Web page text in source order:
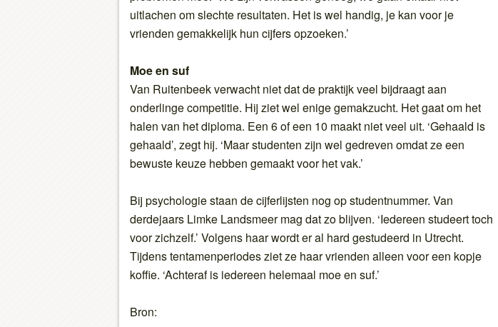
uitlachen om slechte resultaten. Het is wel handig, je kan voor je
vrienden gemakkelijk hun cijfers opzoeken.’
Moe en suf
Van Ruitenbeek verwacht niet dat de praktijk veel bijdraagt aan
onderlinge competitie. Hij ziet wel enige gemakzucht. Het gaat om het
halen van het diploma. Een 6 of een 10 maakt niet veel uit. ‘Gehaald is
gehaald’, zegt hij. ‘Maar studenten zijn wel gedreven omdat ze een
bewuste keuze hebben gemaakt voor het vak.’
Bij psychologie staan de cijferlijsten nog op studentnummer. Van
derdejaars Limke Landsmeer mag dat zo blijven. ‘Iedereen studeert toch
voor zichzelf.’ Volgens haar wordt er al hard gestudeerd in Utrecht.
Tijdens tentamenperiodes ziet ze haar vrienden alleen voor een kopje
koffie. ‘Achteraf is iedereen helemaal moe en suf.’
Bron: